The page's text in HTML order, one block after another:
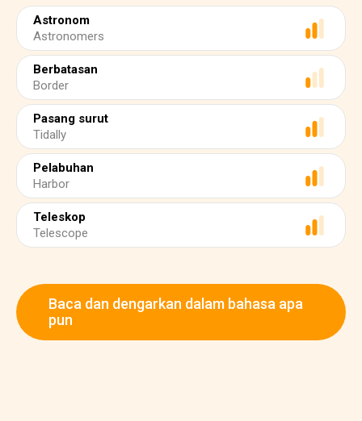
Astronom
Astronomers
Berbatasan
Border
Pasang surut
Tidally
Pelabuhan
Harbor
Teleskop
Telescope
Baca dan dengarkan dalam bahasa apa
pun